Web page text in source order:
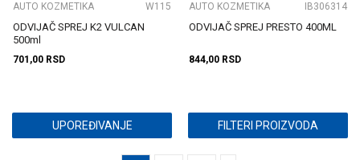
AUTO KOZMETIKA W115
ODVIJAČ SPREJ K2 VULCAN
500ml
701,00 RSD
AUTO KOZMETIKA IB306314
ODVIJAČ SPREJ PRESTO 400ML
844,00 RSD
UPOREĐIVANJE FILTERI PROIZVODA